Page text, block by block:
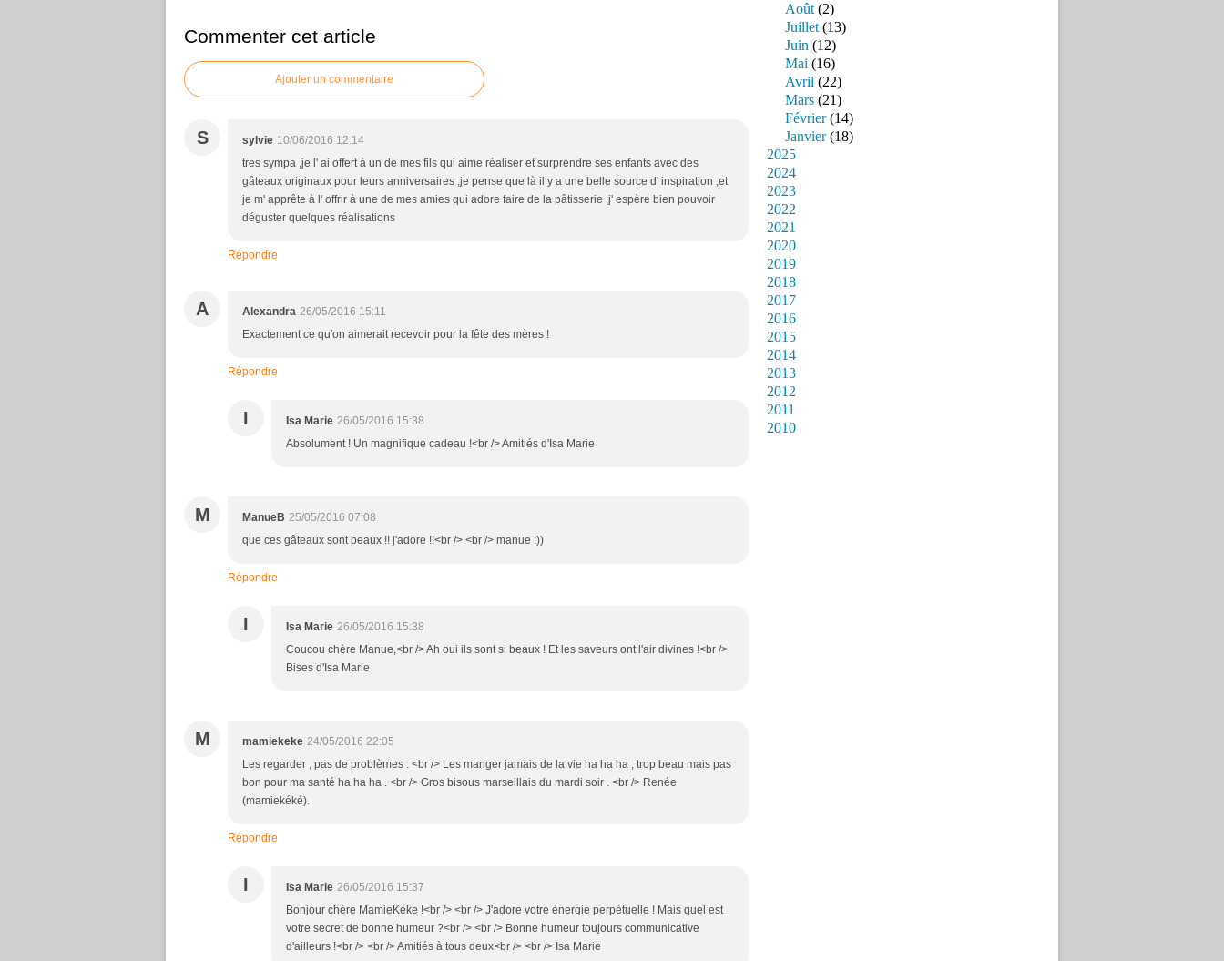
Commenter cet article
Ajouter un commentaire
S sylvie 10/06/2016 12:14
tres sympa ,je l' ai offert à un de mes fils qui aime réaliser et surprendre ses enfants avec des
gâteaux originaux pour leurs anniversaires ;je pense que là il y a une belle source d' inspiration ,et
je m' apprête à l' offrir à une de mes amies qui adore faire de la pâtisserie ;j' espère bien pouvoir
déguster quelques réalisations
Répondre
A Alexandra 26/05/2016 15:11
Exactement ce qu'on aimerait recevoir pour la fête des mères !
Répondre
I Isa Marie 26/05/2016 15:38
Absolument ! Un magnifique cadeau !<br /> Amitiés d'Isa Marie
M ManueB 25/05/2016 07:08
que ces gâteaux sont beaux !! j'adore !!<br /> <br /> manue :))
Répondre
I Isa Marie 26/05/2016 15:38
Coucou chère Manue,<br /> Ah oui ils sont si beaux ! Et les saveurs ont l'air divines !<br />
Bises d'Isa Marie
M mamiekeke 24/05/2016 22:05
Les regarder , pas de problèmes . <br /> Les manger jamais de la vie ha ha ha , trop beau mais pas
bon pour ma santé ha ha ha . <br /> Gros bisous marseillais du mardi soir . <br /> Renée
(mamiekéké).
Répondre
I Isa Marie 26/05/2016 15:37
Bonjour chère MamieKeke !<br /> <br /> J'adore votre énergie perpétuelle ! Mais quel est
votre secret de bonne humeur ?<br /> <br /> Bonne humeur toujours communicative
d'ailleurs !<br /> <br /> Amitiés à tous deux<br /> <br /> Isa Marie
Août(2)
Juillet(13)
Juin (12)
Mai (16)
Avril (22)
Mars (21)
Février(14)
Janvier(18)
2025
2024
2023
2022
2021
2020
2019
2018
2017
2016
2015
2014
2013
2012
2011
2010